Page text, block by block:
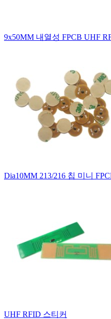
9x50MM 내열성 FPCB UHF
Dia10MM 213/216 칩 미니
UHF RFID 스티커